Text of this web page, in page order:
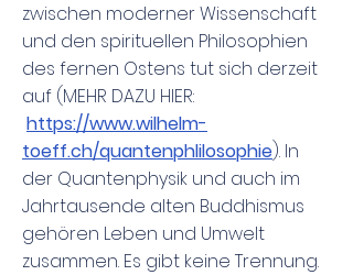
zwischen moderner Wissenschaft
und den spirituellen Philosophien
des fernen Ostens tut sich derzeit
auf (MEHR DAZU HIER:
https://www.wilhelm-
toeff.ch/quantenphlilosophie). In
der Quantenphysik und auch im
Jahrtausende alten Buddhismus
gehören Leben und Umwelt
zusammen. Es gibt keine Trennung.